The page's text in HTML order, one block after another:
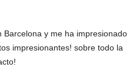
Barcelona y me ha impresionado
impresionantes! sobre todo la